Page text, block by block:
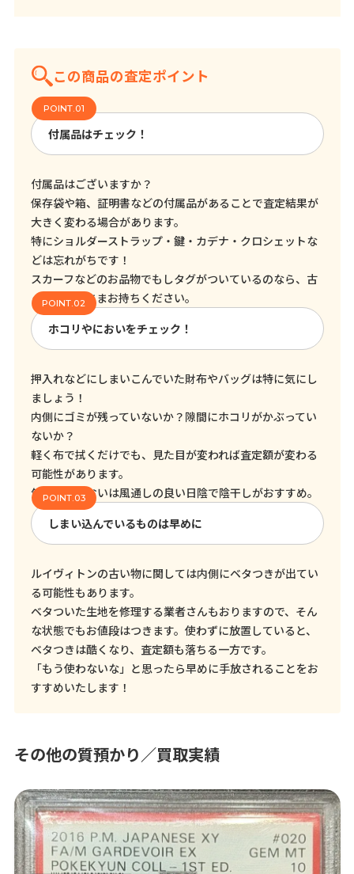
この商品の査定ポイント
付属品はチェック！
付属品はございますか？
保存袋や箱、証明書などの付属品があることで査定結果が
大きく変わる場合があります。
特にショルダーストラップ・鍵・カデナ・クロシェットな
どは忘れがちです！
スカーフなどのお品物でもしタグがついているのなら、古
くてもそのままお持ちください。
ホコリやにおいをチェック！
押入れなどにしまいこんでいた財布やバッグは特に気にし
ましょう！
内側にゴミが残っていないか？隙間にホコリがかぶってい
ないか？
軽く布で拭くだけでも、見た目が変われば査定額が変わる
可能性があります。
気になるにおいは風通しの良い日陰で陰干しがおすすめ。
しまい込んでいるものは早めに
ルイヴィトンの古い物に関しては内側にベタつきが出てい
る可能性もあります。
ベタついた生地を修理する業者さんもおりますので、そん
な状態でもお値段はつきます。使わずに放置していると、
ベタつきは酷くなり、査定額も落ちる一方です。
「もう使わないな」と思ったら早めに手放されることをお
すすめいたします！
その他の質預かり／買取実績